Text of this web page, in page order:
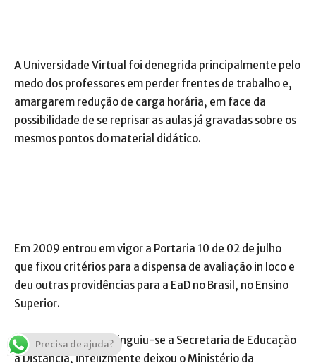
A Universidade Virtual foi denegrida principalmente pelo
medo dos professores em perder frentes de trabalho e,
amargarem redução de carga horária, em face da
possibilidade de se reprisar as aulas já gravadas sobre os
mesmos pontos do material didático.
Em 2009 entrou em vigor a Portaria 10 de 02 de julho
que fixou critérios para a dispensa de avaliação in loco e
deu outras providências para a EaD no Brasil, no Ensino
Superior.
Porém, em 2011, extinguiu-se a Secretaria de Educação
a Distância, infelizmente deixou o Ministério da
Precisa de ajuda?